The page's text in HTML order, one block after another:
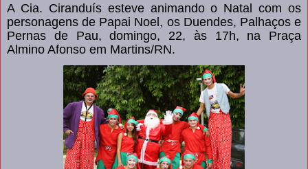
A Cia. Ciranduís esteve animando o Natal com os
personagens de Papai Noel, os Duendes, Palhaços e
Pernas de Pau, domingo, 22, às 17h, na Praça
Almino Afonso em Martins/RN.